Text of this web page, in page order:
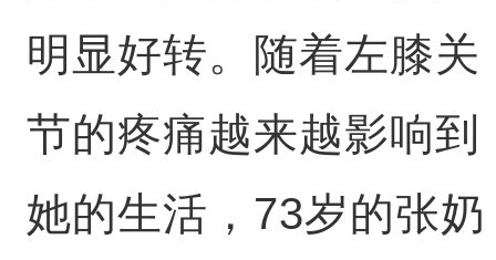
明显好转。随着左膝关
节的疼痛越来越影响到
她的生活，73岁的张奶